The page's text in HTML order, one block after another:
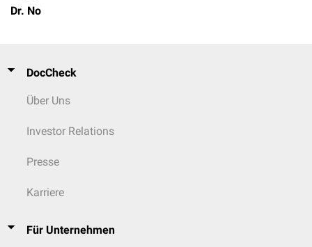
Dr. No
DocCheck
Über Uns
Investor Relations
Presse
Karriere
Für Unternehmen